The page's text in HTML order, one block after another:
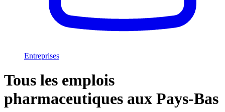
Entreprises
Tous les emplois
pharmaceutiques aux Pays-Bas